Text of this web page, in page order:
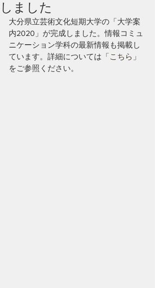
しました
大分県立芸術文化短期大学の「大学案
内2020」が完成しました。情報コミュ
ニケーション学科の最新情報も掲載し
ています。詳細については「 こちら 」
をご参照ください。